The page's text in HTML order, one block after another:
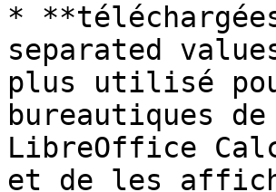
*
separated
plus utilisé
bureautiques
LibreOffice
et de les